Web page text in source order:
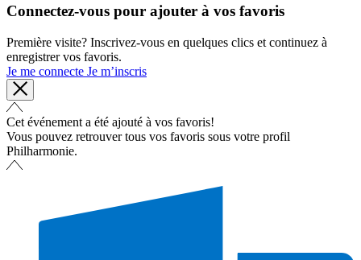
Connectez-vous pour ajouter à vos favoris
Première visite? Inscrivez-vous en quelques clics et continuez à
enregistrer vos favoris.
Je me connecte Je m’inscris
Cet événement a été ajouté à vos favoris!
Vous pouvez retrouver tous vos favoris sous votre profil
Philharmonie.